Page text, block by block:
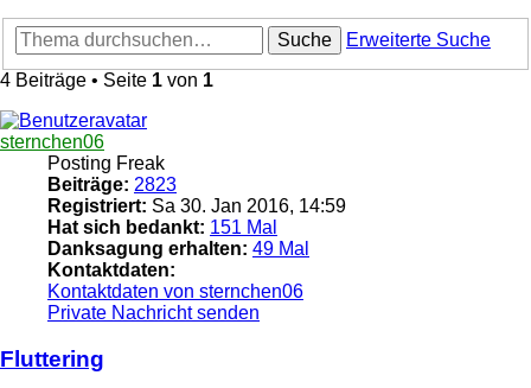
Suche
Erweiterte Suche
4 Beiträge • Seite 1 von 1
sternchen06
Posting Freak
Beiträge: 2823
Registriert: Sa 30. Jan 2016, 14:59
Hat sich bedankt: 151 Mal
Danksagung erhalten: 49 Mal
Kontaktdaten:
Kontaktdaten von sternchen06
Private Nachricht senden
Fluttering